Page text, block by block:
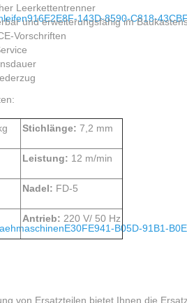
Leerkettentrenner
und erweiterungsfähig im
Vorschriften
Stichlänge: 7,2 mm
Leistung: 12 m/min
Nadel: FD-5
Antrieb: 220 V/ 50 Hz
von Ersatzteilen bietet Ihnen die